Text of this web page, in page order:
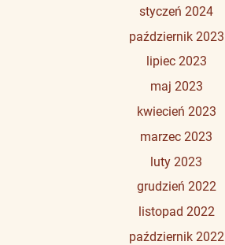
styczeń 2024
październik 2023
lipiec 2023
maj 2023
kwiecień 2023
marzec 2023
luty 2023
grudzień 2022
listopad 2022
październik 2022